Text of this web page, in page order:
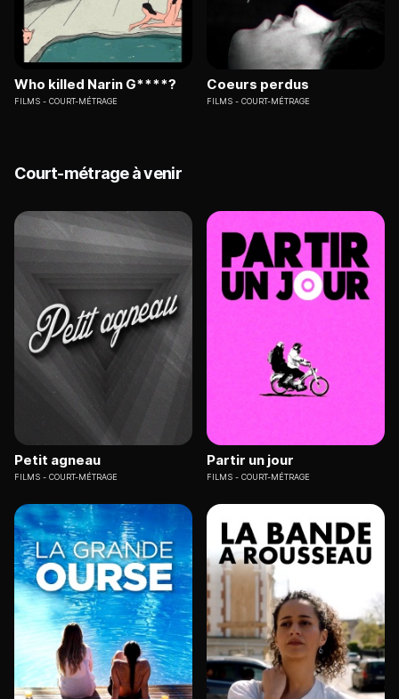
Who killed Narin G****?
FILMS COURT-MÉTRAGE
Coeurs perdus
FILMS COURT-MÉTRAGE
Court-métrage à venir
Petit agneau
FILMS COURT-MÉTRAGE
Partir un jour
FILMS COURT-MÉTRAGE